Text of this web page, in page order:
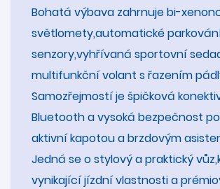
Bohatá výbava zahrnuje bi-
světlomety,automatické
senzory,vyhřívaná sportovní
multifunkční volant s řazením
Samozřejmostí je špičková
Bluetooth a vysoká bezpečnost
aktivní kapotou a brzdovým
Jedná se o stylový a praktický
vynikající jízdní vlastnosti a